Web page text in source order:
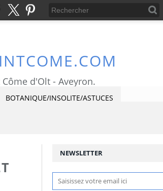
d'Olt - Aveyron.
BOTANIQUE/INSOLITE/ASTUCES
NEWSLETTER